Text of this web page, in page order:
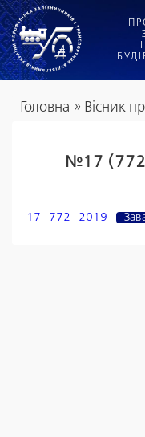
Головна » Вісник
№17
17_772_2019